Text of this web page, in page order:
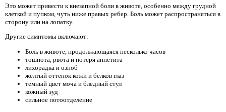
Это может привести к внезапной боли в животе, особенно между грудной
клеткой и пупком, чуть ниже правых ребер. Боль может распространяться в
сторону или на лопатку.
Другие симптомы включают:
Боль в животе, продолжающаяся несколько часов
тошнота, рвота и потеря аппетита
лихорадка и озноб
желтый оттенок кожи и белков глаз
темный цвет моча и бледный стул
кожный зуд
сильное потоотделение